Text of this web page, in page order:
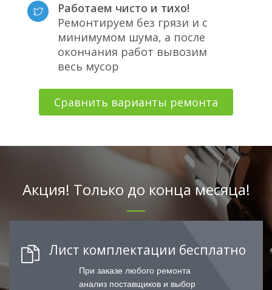
Работаем чисто и тихо!
Ремонтируем без грязи и с
минимумом шума, а после
окончания работ вывозим
весь мусор
Сравнить варианты ремонта
Акция! Только до конца месяца!
Лист комплектации бесплатно
При заказе любого ремонта
анализ поставщиков и выбор